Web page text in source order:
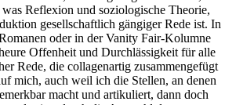
Reflexion und soziologische Theorie,
gesellschaftlich gängiger Rede ist. In
oder in der Vanity Fair-Kolumne
Offenheit und Durchlässigkeit für alle
Rede, die collagenartig zusammengefügt
mich, auch weil ich die Stellen, an denen
macht und artikuliert, dann doch